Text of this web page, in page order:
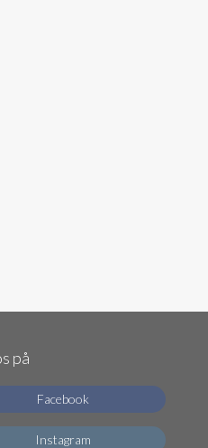
på
Facebook
Instagram